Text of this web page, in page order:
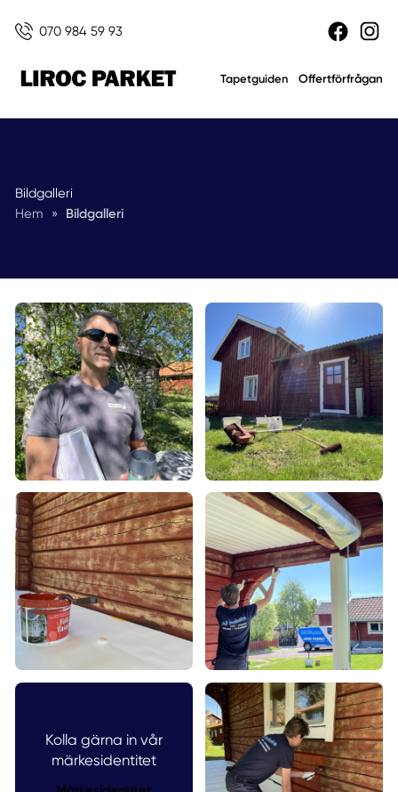
070 984 59 93
Tapetguiden Offertförfrågan
Bildgalleri
Hem
» Bildgalleri
Kolla gärna in vår
märkesidentitet